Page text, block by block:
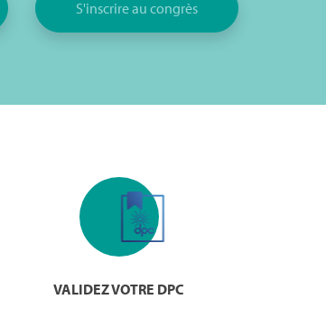
S'inscrire au congrès
VALIDEZ VOTRE DPC